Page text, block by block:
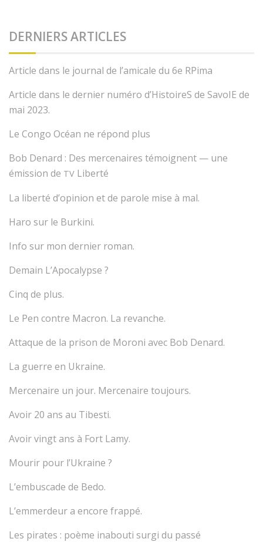
DERNIERS ARTICLES
Article dans le journal de l’amicale du 6e RPima
Article dans le dernier numéro d’HistoireS de SavoIE de
mai 2023.
Le Congo Océan ne répond plus
Bob Denard : Des mercenaires témoignent — une
émission de TV Liberté
La liberté d’opinion et de parole mise à mal.
Haro sur le Burkini.
Info sur mon dernier roman.
Demain L’Apocalypse ?
Cinq de plus.
Le Pen contre Macron. La revanche.
Attaque de la prison de Moroni avec Bob Denard.
La guerre en Ukraine.
Mercenaire un jour. Mercenaire toujours.
Avoir 20 ans au Tibesti.
Avoir vingt ans à Fort Lamy.
Mourir pour l’Ukraine ?
L’embuscade de Bedo.
L’emmerdeur a encore frappé.
Les pirates : poème inabouti surgi du passé